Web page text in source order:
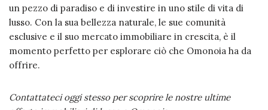
un pezzo di paradiso e di investire in uno stile di vita di
lusso. Con la sua bellezza naturale, le sue comunità
esclusive e il suo mercato immobiliare in crescita, è il
momento perfetto per esplorare ciò che Omonoia ha da
offrire.
Contattateci oggi stesso per scoprire le nostre ultime